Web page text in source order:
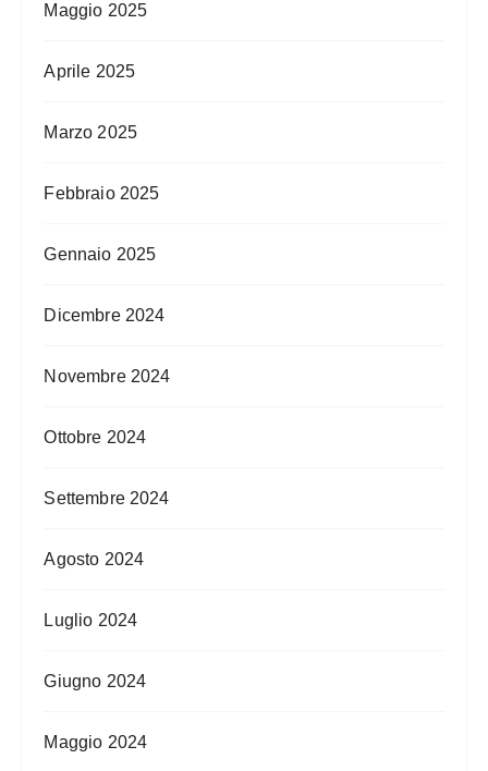
Maggio 2025
Aprile 2025
Marzo 2025
Febbraio 2025
Gennaio 2025
Dicembre 2024
Novembre 2024
Ottobre 2024
Settembre 2024
Agosto 2024
Luglio 2024
Giugno 2024
Maggio 2024